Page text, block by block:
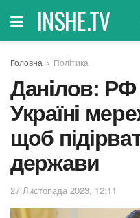
INSHE.TV
Головна Політика
Данілов: РФ
Україні
щоб
держави
27 Листопада 2023, 12:11